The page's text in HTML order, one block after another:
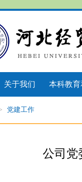
关于我们 本科教
党建工作
公司党